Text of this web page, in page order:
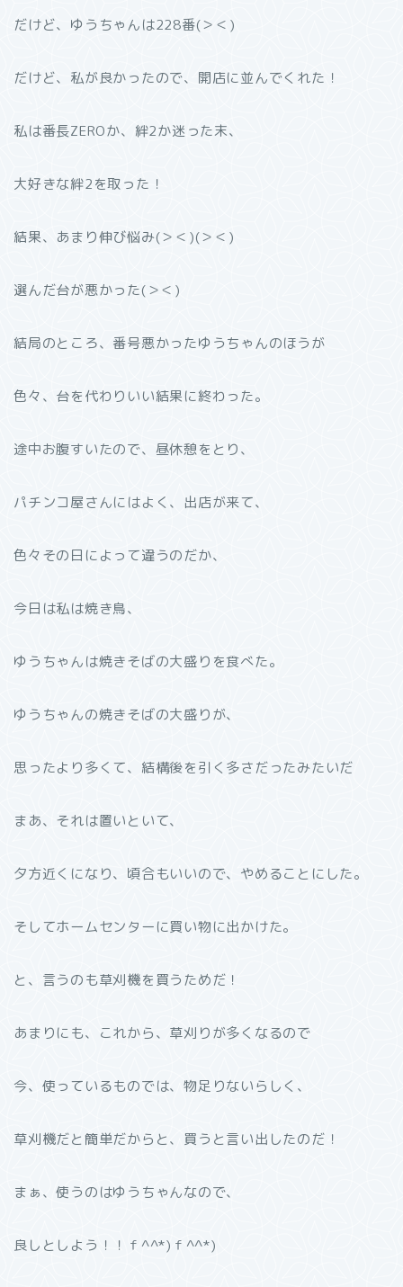
だけど、ゆうちゃんは228番(＞＜)
だけど、私が良かったので、開店に並んでくれた！
私は番長ZEROか、絆2か迷った末、
大好きな絆2を取った！
結果、あまり伸び悩み(＞＜)(＞＜)
選んだ台が悪かった(＞＜)
結局のところ、番号悪かったゆうちゃんのほうが
色々、台を代わりいい結果に終わった。
途中お腹すいたので、昼休憩をとり、
パチンコ屋さんにはよく、出店が来て、
色々その日によって違うのだか、
今日は私は焼き鳥、
ゆうちゃんは焼きそばの大盛りを食べた。
ゆうちゃんの焼きそばの大盛りが、
思ったより多くて、結構後を引く多さだったみたいだ
まあ、それは置いといて、
夕方近くになり、頃合もいいので、やめることにした。
そしてホームセンターに買い物に出かけた。
と、言うのも草刈機を買うためだ！
あまりにも、これから、草刈りが多くなるので
今、使っているものでは、物足りないらしく、
草刈機だと簡単だからと、買うと言い出したのだ！
まぁ、使うのはゆうちゃんなので、
良しとしよう！！ｆ^^*)ｆ^^*)